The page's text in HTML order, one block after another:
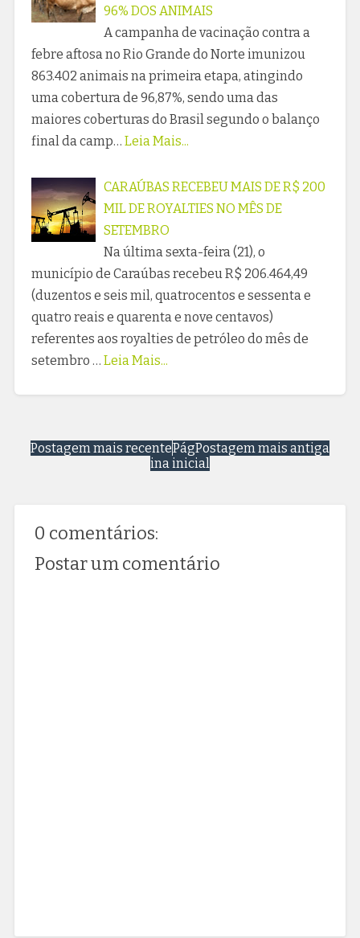
96% DOS ANIMAIS
A campanha de vacinação contra a
febre aftosa no Rio Grande do Norte imunizou
863.402 animais na primeira etapa, atingindo
uma cobertura de 96,87%, sendo uma das
maiores coberturas do Brasil segundo o balanço
final da camp… Leia Mais...
CARAÚBAS RECEBEU MAIS DE R$ 200
MIL DE ROYALTIES NO MÊS DE
SETEMBRO
Na última sexta-feira (21), o
município de Caraúbas recebeu R$ 206.464,49
(duzentos e seis mil, quatrocentos e sessenta e
quatro reais e quarenta e nove centavos)
referentes aos royalties de petróleo do mês de
setembro … Leia Mais...
Postagem mais recente Postagem mais antiga
Pág
ina inicial
0 comentários:
Postar um comentário